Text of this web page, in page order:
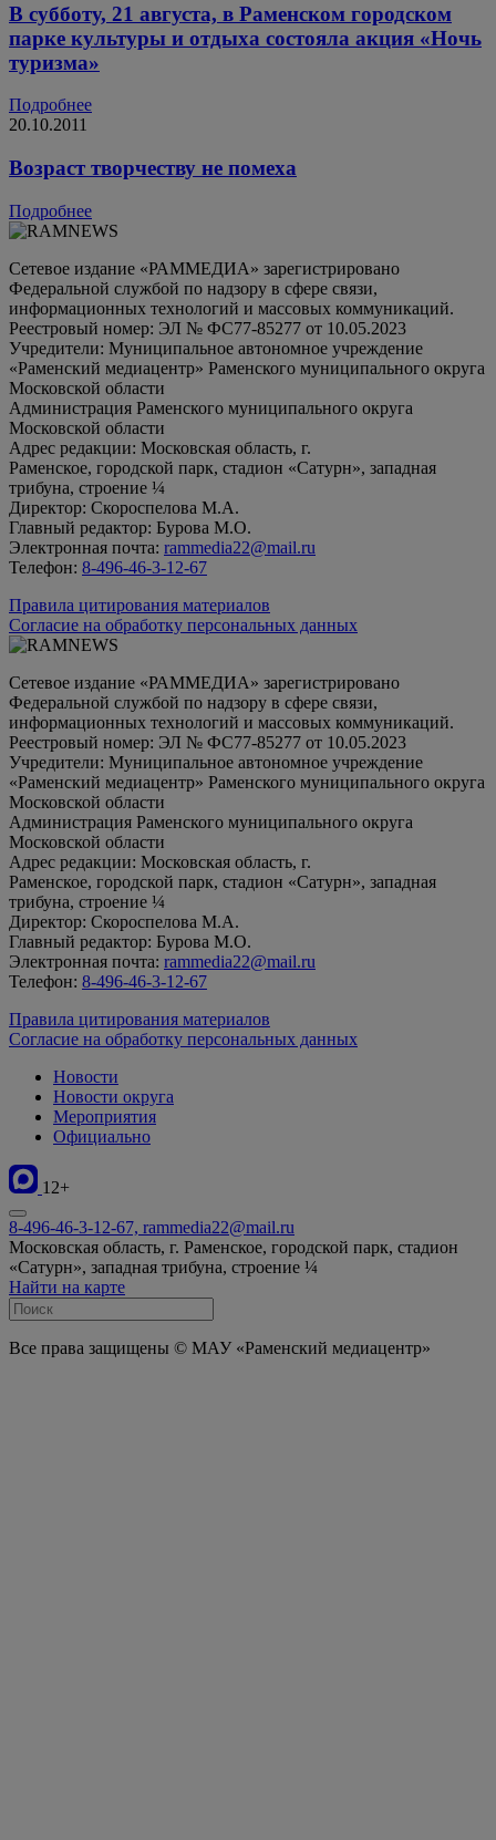
В субботу, 21 августа, в Раменском городском
парке культуры и отдыха состояла акция «Ночь
туризма»
Подробнее
20.10.2011
Возраст творчеству не помеха
Подробнее
Сетевое издание «РАММЕДИА» зарегистрировано
Федеральной службой по надзору в сфере связи,
информационных технологий и массовых коммуникаций.
Реестровый номер: ЭЛ № ФС77-85277 от 10.05.2023
Учредители: Муниципальное автономное учреждение
«Раменский медиацентр» Раменского муниципального округа
Московской области
Администрация Раменского муниципального округа
Московской области
Адрес редакции: Московская область, г.
Раменское, городской парк, стадион «Сатурн», западная
трибуна, строение ¼
Директор: Скороспелова М.А.
Главный редактор: Бурова М.О.
Электронная почта: rammedia22@mail.ru
Телефон: 8-496-46-3-12-67
Правила цитирования материалов
Согласие на обработку персональных данных
Сетевое издание «РАММЕДИА» зарегистрировано
Федеральной службой по надзору в сфере связи,
информационных технологий и массовых коммуникаций.
Реестровый номер: ЭЛ № ФС77-85277 от 10.05.2023
Учредители: Муниципальное автономное учреждение
«Раменский медиацентр» Раменского муниципального округа
Московской области
Администрация Раменского муниципального округа
Московской области
Адрес редакции: Московская область, г.
Раменское, городской парк, стадион «Сатурн», западная
трибуна, строение ¼
Директор: Скороспелова М.А.
Главный редактор: Бурова М.О.
Электронная почта: rammedia22@mail.ru
Телефон: 8-496-46-3-12-67
Правила цитирования материалов
Согласие на обработку персональных данных
Новости
Новости округа
Мероприятия
Официально
12+
8-496-46-3-12-67, rammedia22@mail.ru
Московская область, г. Раменское, городской парк, стадион
«Сатурн», западная трибуна, строение ¼
Найти на карте
Все права защищены © МАУ «Раменский медиацентр»